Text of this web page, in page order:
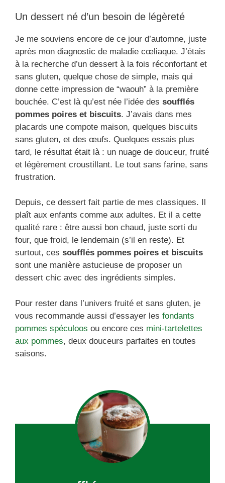
Un dessert né d’un besoin de légèreté
Je me souviens encore de ce jour d’automne, juste
après mon diagnostic de maladie cœliaque. J’étais
à la recherche d’un dessert à la fois réconfortant et
sans gluten, quelque chose de simple, mais qui
donne cette impression de “waouh” à la première
bouchée. C’est là qu’est née l’idée des soufflés
pommes poires et biscuits. J’avais dans mes
placards une compote maison, quelques biscuits
sans gluten, et des œufs. Quelques essais plus
tard, le résultat était là : un nuage de douceur, fruité
et légèrement croustillant. Le tout sans farine, sans
frustration.
Depuis, ce dessert fait partie de mes classiques. Il
plaît aux enfants comme aux adultes. Et il a cette
qualité rare : être aussi bon chaud, juste sorti du
four, que froid, le lendemain (s’il en reste). Et
surtout, ces soufflés pommes poires et biscuits
sont une manière astucieuse de proposer un
dessert chic avec des ingrédients simples.
Pour rester dans l’univers fruité et sans gluten, je
vous recommande aussi d’essayer les fondants
pommes spéculoos ou encore ces mini-tartelettes
aux pommes, deux douceurs parfaites en toutes
saisons.